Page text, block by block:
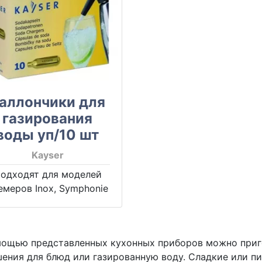
для
газирования
уп/10 шт
Kayser
для моделей
Inox, Symphonie
представленных кухонных приборов можно
для блюд или газированную воду. Сладкие или